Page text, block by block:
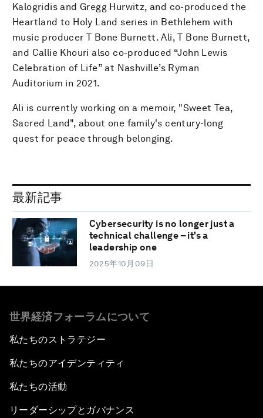
Kalogridis and Gregg Hurwitz, and co-produced the
Heartland to Holy Land series in Bethlehem with
music producer T Bone Burnett. Ali, T Bone Burnett,
and Callie Khouri also co-produced “John Lewis
Celebration of Life” at Nashville’s Ryman
Auditorium in 2021.
Ali is currently working on a memoir, "Sweet Tea,
Sacred Land", about one family's century-long
quest for peace through belonging.
最新記事
Cybersecurity is no longer just a
technical challenge – it's a
leadership one
2025年10月09日
世界経済フォーラムについて
私たちのストラテジー
私たちのアイデンティティ
私たちの活動
リーダーシップとガバナンス